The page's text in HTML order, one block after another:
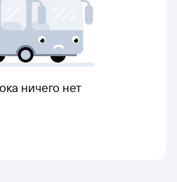
ничего нет